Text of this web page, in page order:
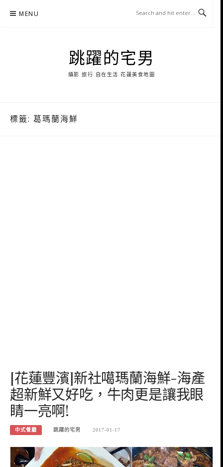
MENU
跳躍的宅男
攝影 旅行 自在生活 花蓮美食地圖
標籤: 葛瑪蘭海鮮
[花蓮豐濱]新社噶瑪蘭海鮮-海產
超新鮮又好吃，牛肉更是讓我眼
睛一亮啊!
中式餐廳 跳躍的宅男 2017-01-17